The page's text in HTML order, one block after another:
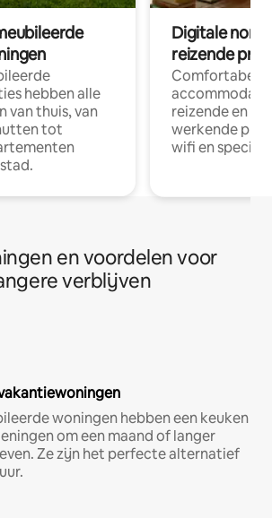
hebben alle
van thuis, van
tot
Digitale
reizende
Comfortabele
reizende en
werkende
wifi en
en voordelen voor
verblijven
woningen hebben een keuken
om een maand of langer
Ze zijn het perfecte alternatief